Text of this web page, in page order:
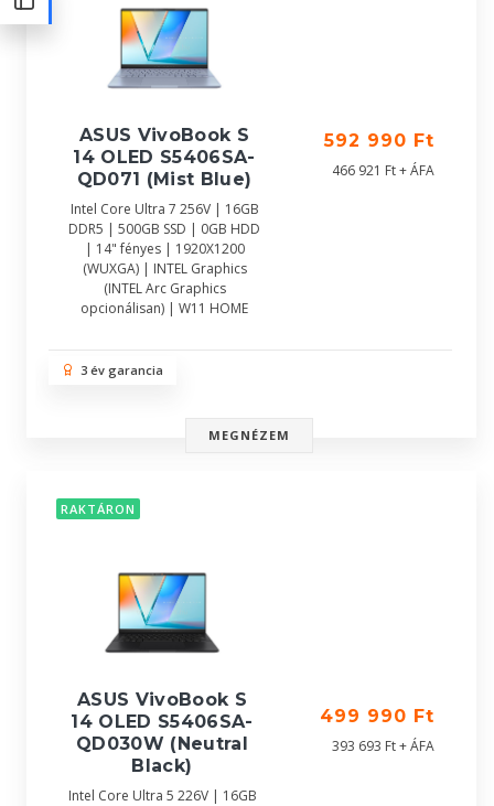
ASUS VivoBook S
14 OLED S5406SA-
QD071 (Mist Blue)
Intel Core Ultra 7 256V | 16GB
DDR5 | 500GB SSD | 0GB HDD
| 14" fényes | 1920X1200
(WUXGA) | INTEL Graphics
(INTEL Arc Graphics
opcionálisan) | W11 HOME
592 990 Ft
466 921 Ft + ÁFA
3 év garancia
MEGNÉZEM
RAKTÁRON
ASUS VivoBook S
14 OLED S5406SA-
QD030W (Neutral
Black)
Intel Core Ultra 5 226V | 16GB
499 990 Ft
393 693 Ft + ÁFA